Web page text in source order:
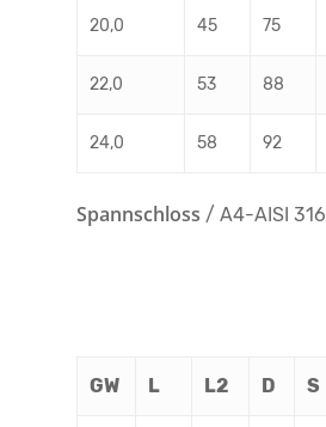
20,0 45 75
22,0 53 88
24,0 58 92
Spannschloss / A4-AISI 316
GW L L2 D S